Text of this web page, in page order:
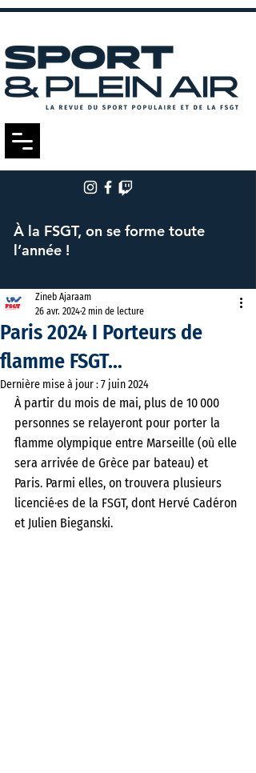
À la FSGT, on se forme toute
l’année !
Paris 2024 I Porteurs de
flamme FSGT…
Zineb Ajaraam
26 avr. 20242 min de lecture
Dernière mise à jour :7 juin 2024
À partir du mois de mai, plus de 10 000
personnes se relayeront pour porter la
flamme olympique entre Marseille (où elle
sera arrivée de Grèce par bateau) et
Paris. Parmi elles, on trouvera plusieurs
licencié·es de la FSGT, dont Hervé Cadéron
et Julien Bieganski.